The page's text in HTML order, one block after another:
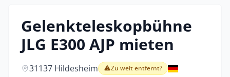
Gelenkteleskopbühne
JLG E300 AJP mieten
31137 Hildesheim Zu weit entfernt?